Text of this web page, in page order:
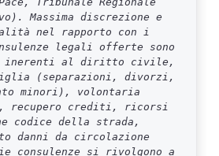
Massima discrezione e
nel rapporto con i
legali offerte sono
inerenti al diritto civile,
(separazioni, divorzi,
minori), volontaria
recupero crediti, ricorsi
codice della strada,
danni da circolazione
consulenze si rivolgono a